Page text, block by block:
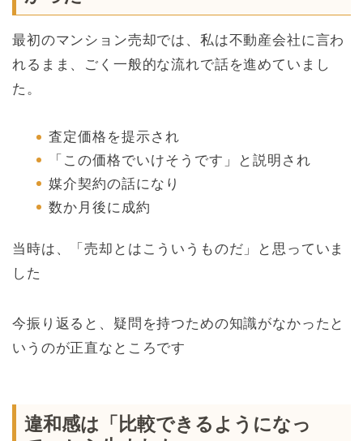
最初のマンション売却では、私は不動産会社に言わ
れるまま、ごく一般的な流れで話を進めていまし
た。
査定価格を提示され
「この価格でいけそうです」と説明され
媒介契約の話になり
数か月後に成約
当時は、「売却とはこういうものだ」と思っていま
した
今振り返ると、疑問を持つための知識がなかったと
いうのが正直なところです
違和感は「比較できるようになっ